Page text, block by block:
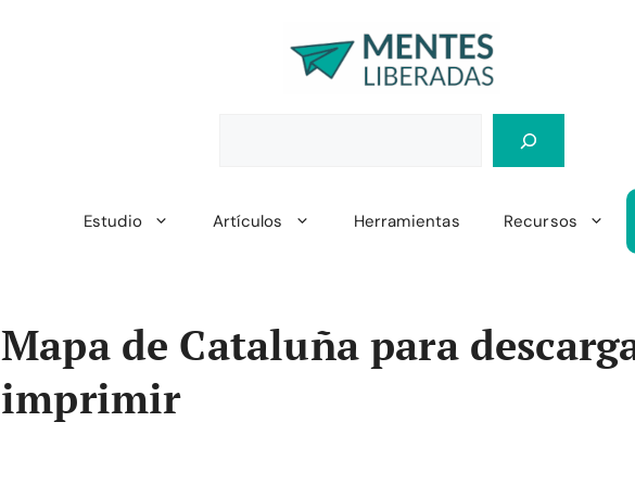
Estudio Artículos Herramientas Recursos
Mapa de Cataluña para
imprimir